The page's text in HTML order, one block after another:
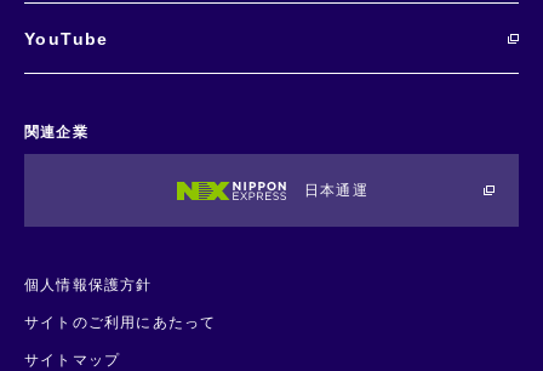
YouTube
関連企業
日本通運
個人情報保護方針
サイトのご利用にあたって
サイトマップ